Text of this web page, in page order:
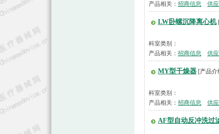
产品相关： 招商信息 供
LW卧螺沉降离心机
科室类别：
产品相关： 招商信息 供
MY型干燥器 [产品介
科室类别：
产品相关： 招商信息 供
AF型自动反冲洗过